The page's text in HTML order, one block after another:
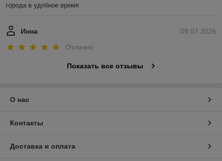
города в удобное время
09.07.2026
Инна
Отлично
Показать все отзывы
О нас
Контакты
Доставка и оплата